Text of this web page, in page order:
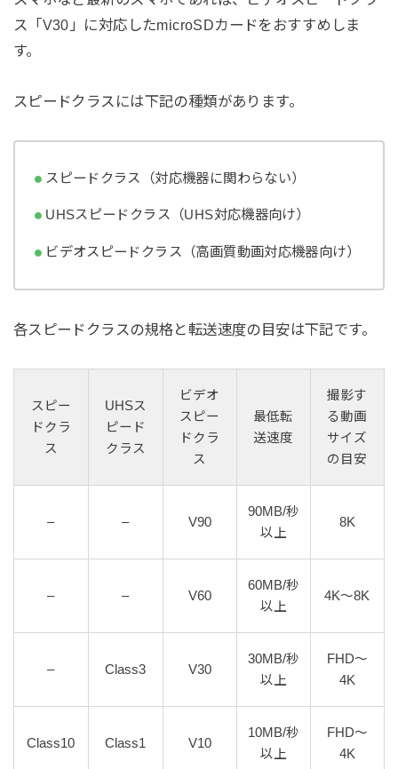
ス「V30」に対応したmicroSDカードをおすすめしま
す。
スピードクラスには下記の種類があります。
スピードクラス（対応機器に関わらない）
UHSスピードクラス（UHS対応機器向け）
ビデオスピードクラス（高画質動画対応機器向け）
各スピードクラスの規格と転送速度の目安は下記です。
スピー
ドクラ
ス
UHSス
ピード
クラス
ビデオ
スピー
ドクラ
ス
最低転
送速度
撮影す
る動画
サイズ
の目安
– – V90
90MB/秒
以上
8K
– – V60
60MB/秒
以上
4K～8K
– Class3 V30
30MB/秒
以上
FHD～
4K
Class10 Class1 V10
10MB/秒
以上
FHD～
4K